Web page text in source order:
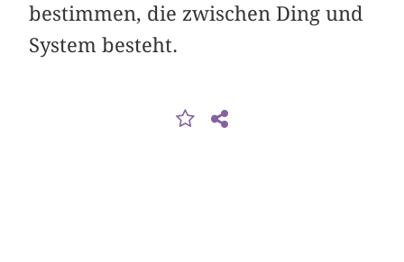
bestimmen, die zwischen Ding und
System besteht.